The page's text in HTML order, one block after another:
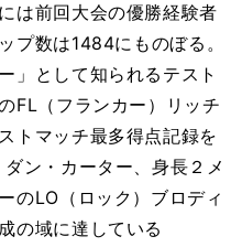
は前回大会の優勝経験者
プ数は1484にものぼる。
」として知られるテスト
FL（フランカー）リッチ
トマッチ最多得点記録を
ン・カーター、身長２メ
のLO（ロック）ブロディ
の域に達している